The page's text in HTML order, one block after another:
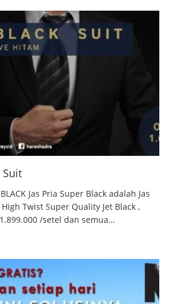
Suit
BLACK Jas Pria Super Black adalah Jas
Twist Super Quality Jet Black ,
/setel dan semua…